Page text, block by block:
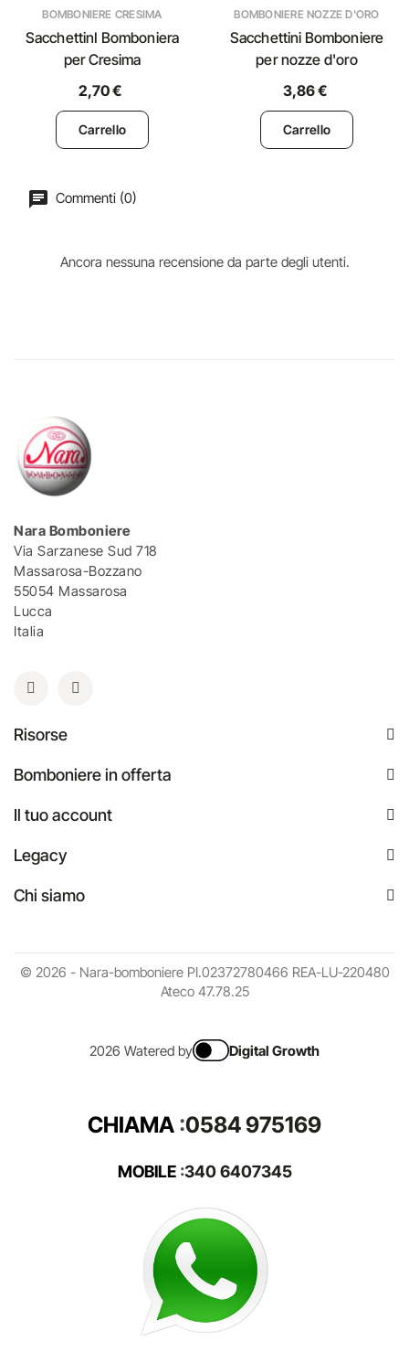
BOMBONIERE CRESIMA
SacchettinI Bomboniera
per Cresima
2,70 €
Carrello
BOMBONIERE NOZZE D'ORO
Sacchettini Bomboniere
per nozze d'oro
3,86 €
Carrello
Commenti (0)
Ancora nessuna recensione da parte degli utenti.
Nara Bomboniere
Via Sarzanese Sud 718
Massarosa-Bozzano
55054 Massarosa
Lucca
Italia
Risorse
Bomboniere in offerta
Il tuo account
Legacy
Chi siamo
© 2026 - Nara-bomboniere PI.02372780466 REA-LU-220480
Ateco 47.78.25
2026 Watered by Digital Growth
CHIAMA :0584 975169
MOBILE:340 6407345